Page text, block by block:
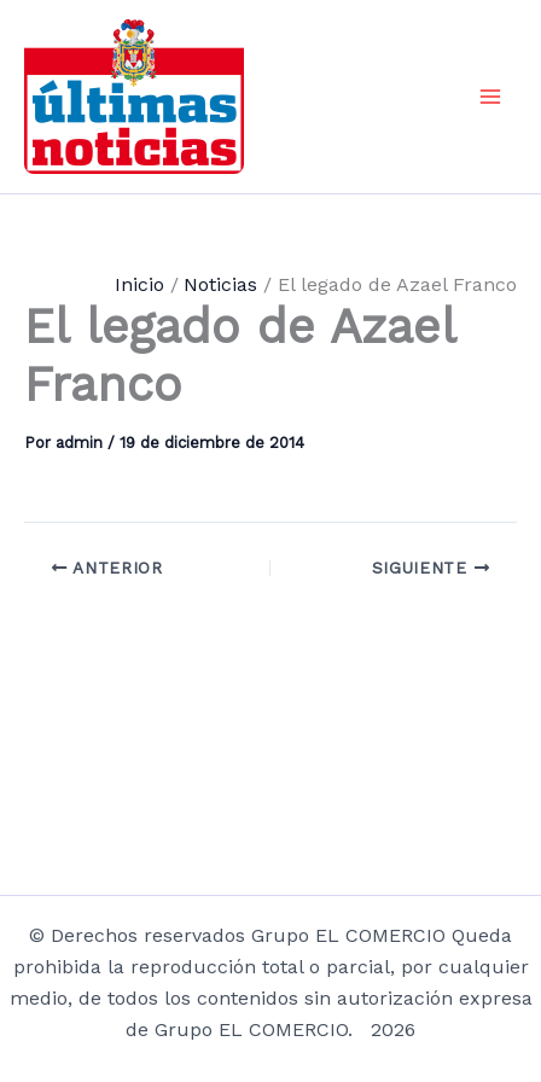
contenido
Inicio Noticias El legado de Azael Franco
El legado de Azael
Franco
Por admin / 19 de diciembre de 2014
ANTERIOR SIGUIENTE
© Derechos reservados Grupo EL COMERCIO Queda
prohibida la reproducción total o parcial, por cualquier
medio, de todos los contenidos sin autorización expresa
de Grupo EL COMERCIO. 2026